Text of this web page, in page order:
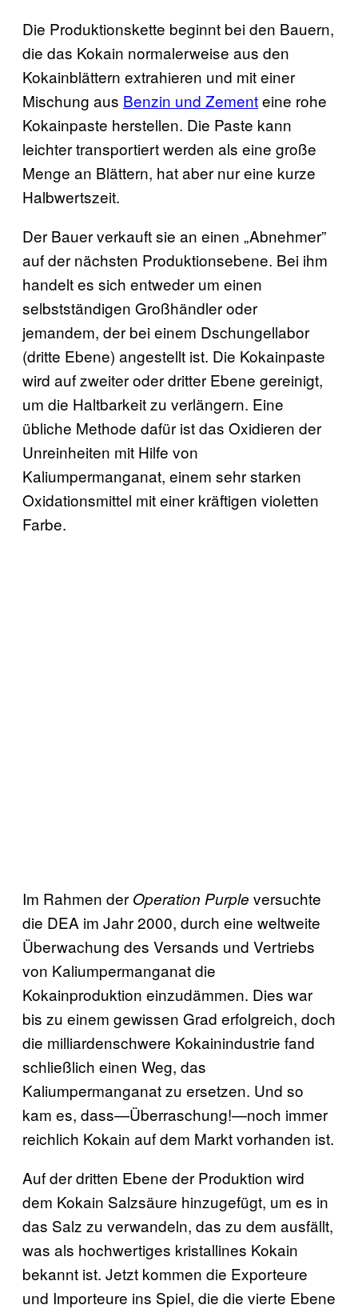
Die Produktionskette beginnt bei den Bauern,
die das Kokain normalerweise aus den
Kokainblättern extrahieren und mit einer
Mischung aus Benzin und Zementeine rohe
Kokainpaste herstellen. Die Paste kann
leichter transportiert werden als eine große
Menge an Blättern, hat aber nur eine kurze
Halbwertszeit.
Der Bauer verkauft sie an einen „Abnehmer”
auf der nächsten Produktionsebene. Bei ihm
handelt es sich entweder um einen
selbstständigen Großhändler oder
jemandem, der bei einem Dschungellabor
(dritte Ebene) angestellt ist. Die Kokainpaste
wird auf zweiter oder dritter Ebene gereinigt,
um die Haltbarkeit zu verlängern. Eine
übliche Methode dafür ist das Oxidieren der
Unreinheiten mit Hilfe von
Kaliumpermanganat, einem sehr starken
Oxidationsmittel mit einer kräftigen violetten
Farbe.
Im Rahmen der Operation Purple versuchte
die DEA im Jahr 2000, durch eine weltweite
Überwachung des Versands und Vertriebs
von Kaliumpermanganat die
Kokainproduktion einzudämmen. Dies war
bis zu einem gewissen Grad erfolgreich, doch
die milliardenschwere Kokainindustrie fand
schließlich einen Weg, das
Kaliumpermanganat zu ersetzen. Und so
kam es, dass—Überraschung!—noch immer
reichlich Kokain auf dem Markt vorhanden ist.
Auf der dritten Ebene der Produktion wird
dem Kokain Salzsäure hinzugefügt, um es in
das Salz zu verwandeln, das zu dem ausfällt,
was als hochwertiges kristallines Kokain
bekannt ist. Jetzt kommen die Exporteure
und Importeure ins Spiel, die die vierte Ebene